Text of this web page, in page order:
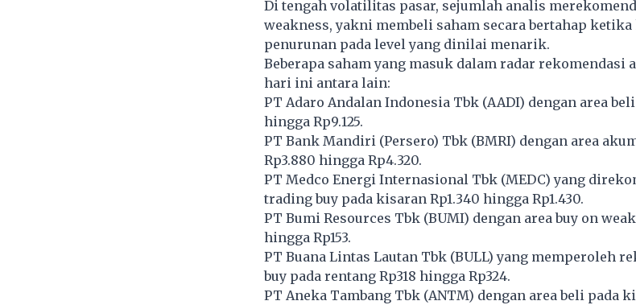
Di tengah volatilitas pasar, sejumlah analis
weakness, yakni membeli saham secara bertahap
penurunan pada level yang dinilai menarik.
Beberapa saham yang masuk dalam radar rekomendasi
hari ini antara lain:
PT Adaro Andalan Indonesia Tbk (AADI) dengan area
hingga Rp9.125.
PT Bank Mandiri (Persero) Tbk (BMRI) dengan area
Rp3.880 hingga Rp4.320.
PT Medco Energi Internasional Tbk (MEDC) yang
trading buy pada kisaran Rp1.340 hingga Rp1.430.
PT Bumi Resources Tbk (BUMI) dengan area buy on
hingga Rp153.
PT Buana Lintas Lautan Tbk (BULL) yang memperoleh
buy pada rentang Rp318 hingga Rp324.
PT Aneka Tambang Tbk (ANTM) dengan area beli pada